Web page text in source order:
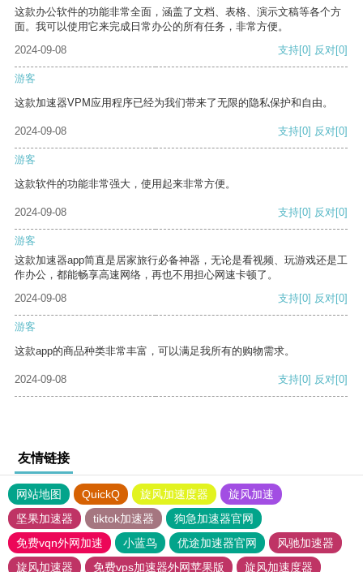
这款办公软件的功能非常全面，涵盖了文档、表格、演示文稿等各个方
面。我可以使用它来完成日常办公的所有任务，非常方便。
2024-09-08
支持[0] 反对[0]
游客
这款加速器VPM应用程序已经为我们带来了无限的隐私保护和自由。
2024-09-08 支持[0] 反对[0]
游客
这款软件的功能非常强大，使用起来非常方便。
2024-09-08 支持[0] 反对[0]
游客
这款加速器app简直是居家旅行必备神器，无论是看视频、玩游戏还是工
作办公，都能畅享高速网络，再也不用担心网速卡顿了。
2024-09-08
支持[0] 反对[0]
游客
这款app的商品种类非常丰富，可以满足我所有的购物需求。
2024-09-08 支持[0] 反对[0]
友情链接
网站地图 QuickQ 旋风加速度器
旋风加速
坚果加速器
tiktok加速器
狗急加速器官网
免费vqn外网加速
小蓝鸟 优途加速器官网
风驰加速器
旋风加速器
免费vps加速器外网苹果版 旋风加速度器